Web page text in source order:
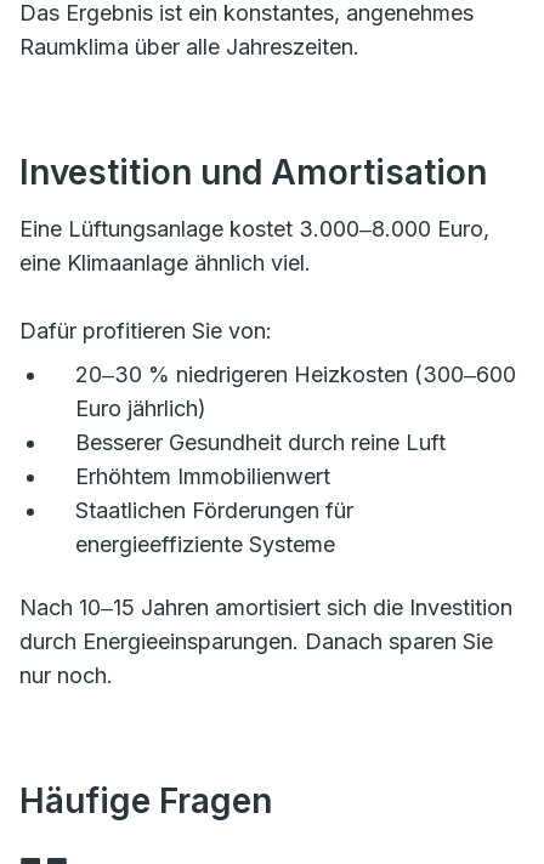
Das Ergebnis ist ein konstantes, angenehmes
Raumklima über alle Jahreszeiten.
Investition und Amortisation
Eine Lüftungsanlage kostet 3.000‒8.000 Euro,
eine Klimaanlage ähnlich viel.
Dafür profitieren Sie von:
20‒30 % niedrigeren Heizkosten (300‒600
Euro jährlich)
Besserer Gesundheit durch reine Luft
Erhöhtem Immobilienwert
Staatlichen Förderungen für
energieeffiziente Systeme
Nach 10‒15 Jahren amortisiert sich die Investition
durch Energieeinsparungen. Danach sparen Sie
nur noch.
Häufige Fragen